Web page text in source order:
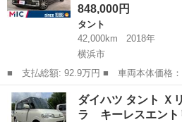
848,000円
タント
42,000km
2018年
横浜市
■ 支払総額: 92.9万円 ■ 車両本体価格： 848,000 円 ■ メーカー
名： ダイハツ ■ 車種名： タント ■
Ｘ トップエディションＳＡＩＩＩ Ｅ
動 ナビ ＴＶ...
神奈川 横浜市 タント
ダイハツ タント Ｘ
ラ キーレスエン